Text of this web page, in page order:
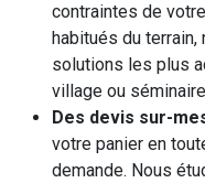
contraintes de
habitués du
solutions les plus
village ou
Des devis sur-
votre panier en
demande. Nous